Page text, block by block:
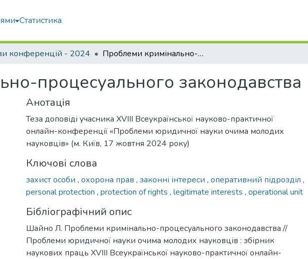
Статистика
конференцій - 2024 Проблеми кримінально-процесуального законодавства
процесуального законодавства
Анотація
Теза доповіді учасника XVIII Всеукраїнської науково-практичної
онлайн-конференції «Проблеми юридичної науки очима молодих
науковців» (м. Київ, 17 жовтня 2024 року)
Ключові слова
захист особи , охорона прав , законні інтереси , оперативний підрозділ ,
personal protection , protection of rights , legitimate interests , operational unit
Бібліографічний опис
Шайно Л. Проблеми кримінально-процесуального законодавства //
Проблеми юридичної науки очима молодих науковців : збірник
наукових праць XVIII Всеукраїнської науково-практичної онлайн-